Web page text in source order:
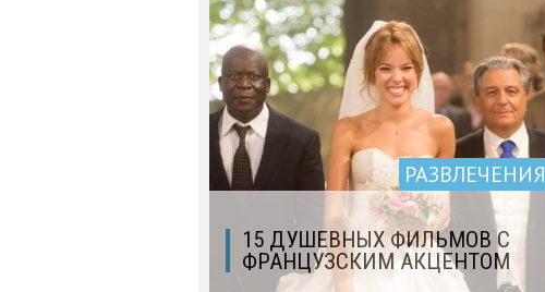
РАЗВЛЕЧЕНИЯ
15 ДУШЕВНЫХ ФИЛЬМОВ С
ФРАНЦУЗСКИМ АКЦЕНТОМ